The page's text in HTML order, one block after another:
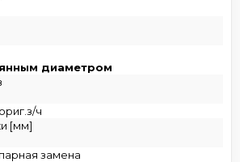
диаметром
ч
[мм]
замена